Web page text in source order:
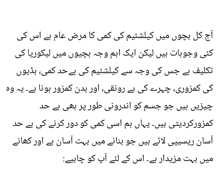
آج کل بچوں میں کیلشئیم کی کمی کا مرض عام ہے اس کی
کئی وجوہات ہیں لیکن ایک اہم وجہ بچیوں میں لیکوریا کی
تکلیف ہے جس کی وجہ سے کیلشئیم کی بےحد کمی، ہڈیوں
کی کمزوری، چہرے کی بے رونقی، اور بدن کمزور ہونا ہے۔ یہ وہ
چیزیں ہیں جو جسم کو اندرونی طور پر بھی بے حد
کمزورکردیتی ہیں۔ یہاں ہم اسی کمی کو دور کرنے کی بے حد
آسان ریسیپی لائے ہیں جو بنانے میں بہت آسان ہے اور کھانے
میں بہت مزیدار ہے۔ اس کے لئے آپ کو چاہیے: